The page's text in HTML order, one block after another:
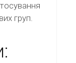
груп.